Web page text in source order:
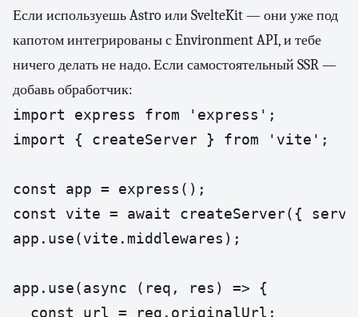
Если используешь Astro или SvelteKit — они уже под
капотом интегрированы с Environment API, и тебе
ничего делать не надо. Если самостоятельный SSR —
добавь обработчик:
import express from 'express';
import { createServer } from 'vite';
const app = express();
const vite = await createServer({
app.use(vite.middlewares);
app.use(async (req, res) => {
  const url = req.originalUrl;